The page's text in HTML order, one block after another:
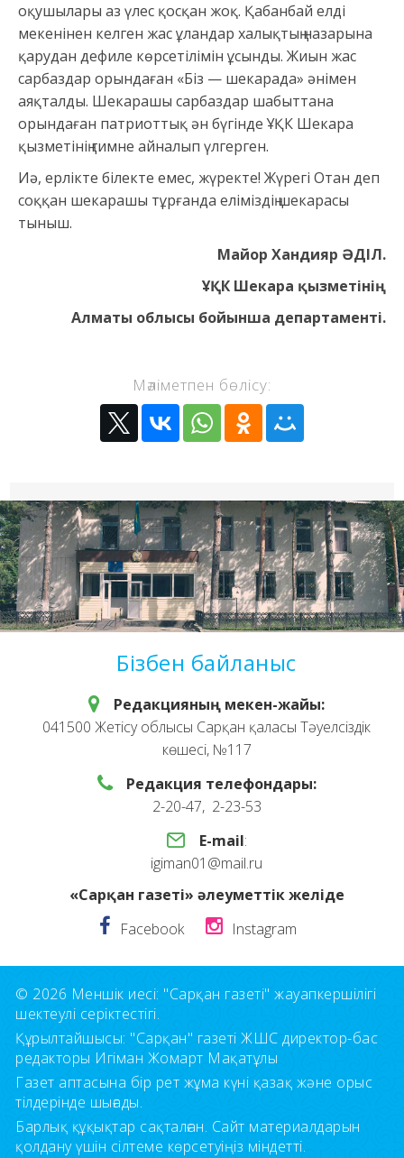
оқушылары аз үлес қосқан жоқ. Қабанбай елді
мекенінен келген жас ұландар халықтың назарына
қарудан дефиле көрсетілімін ұсынды. Жиын жас
сарбаздар орындаған «Біз — шекарада» әнімен
аяқталды. Шекарашы сарбаздар шабыттана
орындаған патриоттық ән бүгінде ҰҚК Шекара
қызметінің гимне айналып үлгерген.
Иә, ерлікте білекте емес, жүректе! Жүрегі Отан деп
соққан шекарашы тұрғанда еліміздің шекарасы
тыныш.
Майор Хандияр ӘДІЛ.
ҰҚК Шекара қызметінің
Алматы облысы бойынша департаменті.
Мәліметпен бөлісу:
Бізбен байланыс
Редакцияның мекен-жайы:
041500 Жетісу облысы Сарқан қаласы Тәуелсіздік
көшесі, №117
Редакция телефондары:
2-20-47, 2-23-53
E-mail:
igiman01@mail.ru
«Сарқан газеті» әлеуметтік желіде
Facebook
Instagram
© 2026 Меншік иесі: "Сарқан газеті" жауапкершілігі
шектеулі серіктестігі.
Құрылтайшысы: "Сарқан" газеті ЖШС директор-бас
редакторы Игіман Жомарт Мақатұлы
Газет аптасына бір рет жұма күні қазақ және орыс
тілдерінде шығады.
Барлық құқықтар сақталған. Сайт материалдарын
қолдану үшін сілтеме көрсетуіңіз міндетті.